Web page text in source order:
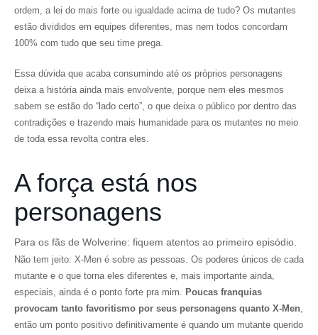
ordem, a lei do mais forte ou igualdade acima de tudo? Os mutantes
estão divididos em equipes diferentes, mas nem todos concordam
100% com tudo que seu time prega.
Essa dúvida que acaba consumindo até os próprios personagens
deixa a história ainda mais envolvente, porque nem eles mesmos
sabem se estão do “lado certo”, o que deixa o público por dentro das
contradições e trazendo mais humanidade para os mutantes no meio
de toda essa revolta contra eles.
A força está nos
personagens
Para os fãs de Wolverine: fiquem atentos ao primeiro episódio.
Não tem jeito: X-Men é sobre as pessoas. Os poderes únicos de cada
mutante e o que torna eles diferentes e, mais importante ainda,
especiais, ainda é o ponto forte pra mim. Poucas franquias
provocam tanto favoritismo por seus personagens quanto X-Men,
então um ponto positivo definitivamente é quando um mutante querido